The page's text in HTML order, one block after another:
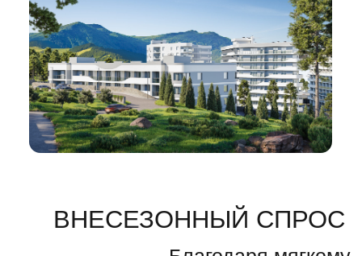
ПОЛУЧИТЬ ПРЕЗЕНТАЦИЮ
А ВЫ ПРОСТО
ПОЛУЧАЕТЕ ДОХОД
ОБСЛУЖИВАЕМ.